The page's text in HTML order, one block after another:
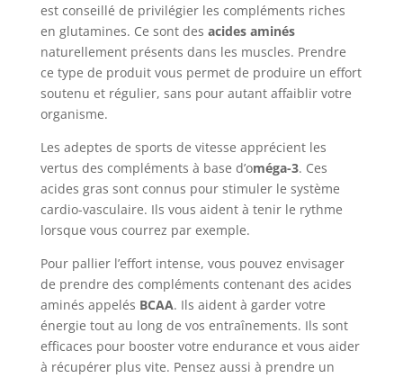
est conseillé de privilégier les compléments riches
en glutamines. Ce sont des acides aminés
naturellement présents dans les muscles. Prendre
ce type de produit vous permet de produire un effort
soutenu et régulier, sans pour autant affaiblir votre
organisme.
Les adeptes de sports de vitesse apprécient les
vertus des compléments à base d’oméga-3. Ces
acides gras sont connus pour stimuler le système
cardio-vasculaire. Ils vous aident à tenir le rythme
lorsque vous courrez par exemple.
Pour pallier l’effort intense, vous pouvez envisager
de prendre des compléments contenant des acides
aminés appelés BCAA. Ils aident à garder votre
énergie tout au long de vos entraînements. Ils sont
efficaces pour booster votre endurance et vous aider
à récupérer plus vite. Pensez aussi à prendre un